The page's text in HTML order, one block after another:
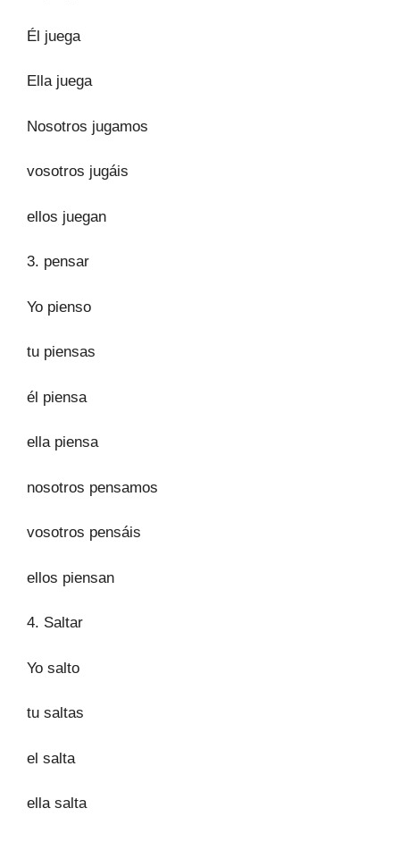
Él juega
Ella juega
Nosotros jugamos
vosotros jugáis
ellos juegan
3. pensar
Yo pienso
tu piensas
él piensa
ella piensa
nosotros pensamos
vosotros pensáis
ellos piensan
4. Saltar
Yo salto
tu saltas
el salta
ella salta